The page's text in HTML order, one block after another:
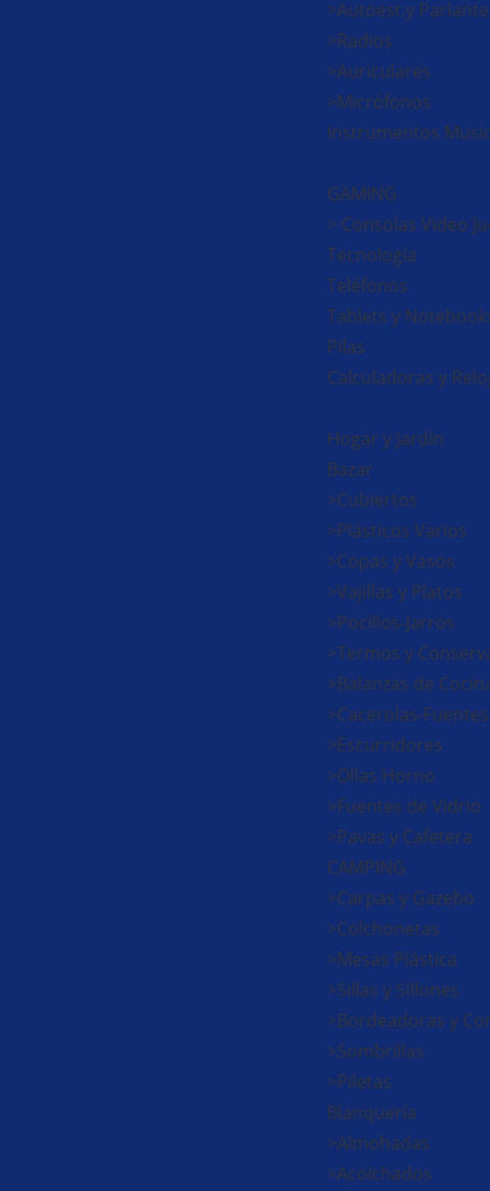
>Autoest.y
>Radios
>Auriculares
>Micrófonos
Instrumentos
GAMING
> Consolas Video
Tecnología
Teléfonos
Tablets y
Pilas
Calculadoras y
Hogar y Jardín
Bazar
>Cubiertos
>Plásticos Varios
>Copas y Vasos
>Vajillas y Platos
>Pocillos-Jarros
>Termos y
>Balanzas de
>Cacerolas-
>Escurridores
>Ollas Horno
>Fuentes de Vidrio
>Pavas y Cafetera
CAMPING
>Carpas y Gazebo
>Colchonetas
>Mesas Plástica
>Sillas y Sillones
>Bordeadoras y
>Sombrillas
>Piletas
Blanquería
>Almohadas
>Acolchados